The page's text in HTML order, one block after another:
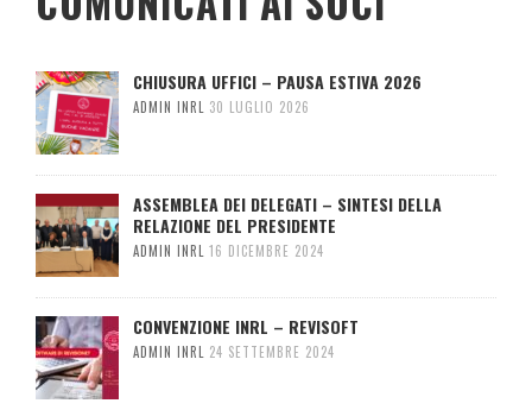
CHIUSURA UFFICI – PAUSA ESTIVA 2026
ADMIN INRL 30 LUGLIO 2026
ASSEMBLEA DEI DELEGATI – SINTESI DELLA
RELAZIONE DEL PRESIDENTE
ADMIN INRL 16 DICEMBRE 2024
CONVENZIONE INRL – REVISOFT
ADMIN INRL 24 SETTEMBRE 2024